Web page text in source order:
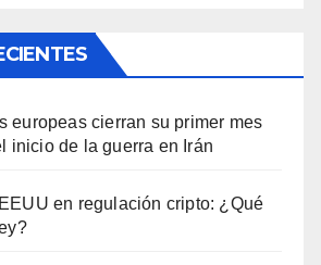
europeas cierran su primer mes
inicio de la guerra en Irán
en regulación cripto: ¿Qué